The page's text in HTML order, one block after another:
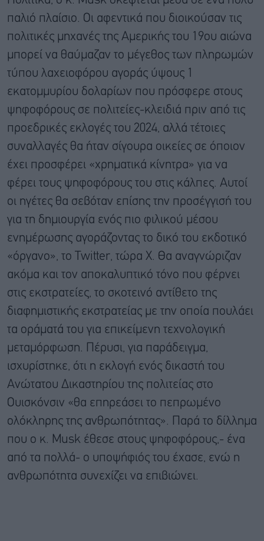
παλιό πλαίσιο. Οι αφεντικά που διοικούσαν τις
πολιτικές μηχανές της Αμερικής του 19ου αιώνα
μπορεί να θαύμαζαν το μέγεθος των πληρωμών
τύπου λαχειοφόρου αγοράς ύψους 1
εκατομμυρίου δολαρίων που πρόσφερε στους
ψηφοφόρους σε πολιτείες-κλειδιά πριν από τις
προεδρικές εκλογές του 2024, αλλά τέτοιες
συναλλαγές θα ήταν σίγουρα οικείες σε όποιον
έχει προσφέρει «χρηματικά κίνητρα» για να
φέρει τους ψηφοφόρους του στις κάλπες. Αυτοί
οι ηγέτες θα σεβόταν επίσης την προσέγγισή του
για τη δημιουργία ενός πιο φιλικού μέσου
ενημέρωσης αγοράζοντας το δικό του εκδοτικό
«όργανο», το Twitter, τώρα X. Θα αναγνώριζαν
ακόμα και τον αποκαλυπτικό τόνο που φέρνει
στις εκστρατείες, το σκοτεινό αντίθετο της
διαφημιστικής εκστρατείας με την οποία πουλάει
τα οράματά του για επικείμενη τεχνολογική
μεταμόρφωση. Πέρυσι, για παράδειγμα,
ισχυρίστηκε, ότι η εκλογή ενός δικαστή του
Ανώτατου Δικαστηρίου της πολιτείας στο
Ουισκόνσιν «θα επηρεάσει το πεπρωμένο
ολόκληρης της ανθρωπότητας». Παρά το δίλλημα
που ο κ. Musk έθεσε στους ψηφοφόρους,- ένα
από τα πολλά- ο υποψήφιός του έχασε, ενώ η
ανθρωπότητα συνεχίζει να επιβιώνει.